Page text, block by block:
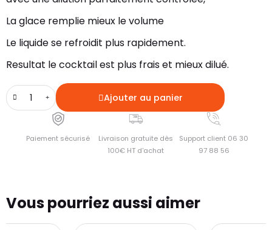
La glace remplie mieux le volume
Le liquide se refroidit plus rapidement.
Resultat le cocktail est plus frais et mieux dilué.
Ajouter au panier
Paiement sécurisé
Livraison gratuite dès
100€ HT d'achat
Support client 06 30
97 88 56
Vous pourriez aussi aimer